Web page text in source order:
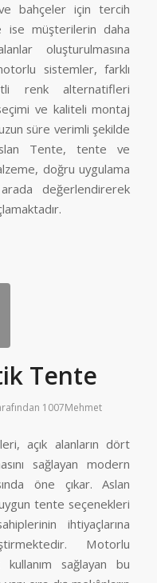
bahçeler için tercih
ise müşterilerin daha
oluşturulmasına
sistemler, farklı
renk alternatifleri
ve kaliteli montaj
süre verimli şekilde
Tente, tente ve
doğru uygulama
değerlendirerek
Tente
1007Mehmet
açık alanların dört
sağlayan modern
öne çıkar. Aslan
tente seçenekleri
ihtiyaçlarına
Motorlu
sağlayan bu